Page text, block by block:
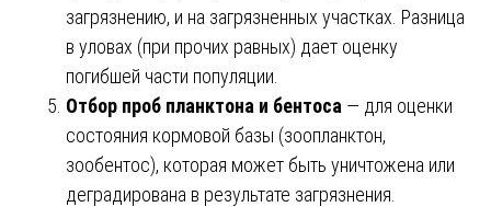
загрязнению, и на загрязненных участках. Разница
в уловах (при прочих равных) дает оценку
погибшей части популяции.
Отбор проб планктона и бентоса — для оценки
состояния кормовой базы (зоопланктон,
зообентос), которая может быть уничтожена или
деградирована в результате загрязнения.